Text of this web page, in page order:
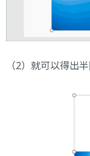
（2）就可以得出